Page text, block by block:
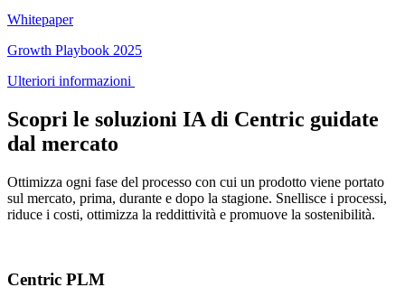
Whitepaper
Growth Playbook 2025
Ulteriori informazioni
Scopri le soluzioni IA di Centric guidate
dal mercato
Ottimizza ogni fase del processo con cui un prodotto viene portato
sul mercato, prima, durante e dopo la stagione. Snellisce i processi,
riduce i costi, ottimizza la reddittività e promuove la sostenibilità.
Centric PLM